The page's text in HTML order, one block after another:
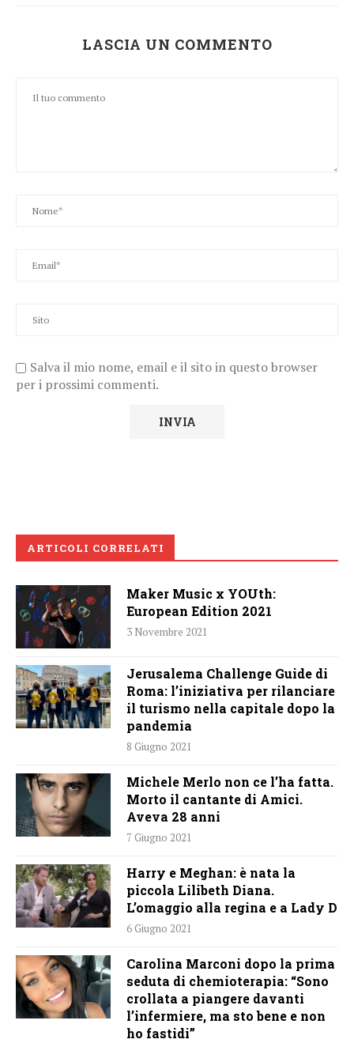
LASCIA UN COMMENTO
Salva il mio nome, email e il sito in questo browser
per i prossimi commenti.
ARTICOLI CORRELATI
Maker Music x YOUth:
European Edition 2021
3 Novembre 2021
Jerusalema Challenge Guide di
Roma: l’iniziativa per rilanciare
il turismo nella capitale dopo la
pandemia
8 Giugno 2021
Michele Merlo non ce l’ha fatta.
Morto il cantante di Amici.
Aveva 28 anni
7 Giugno 2021
Harry e Meghan: è nata la
piccola Lilibeth Diana.
L’omaggio alla regina e a Lady D
6 Giugno 2021
Carolina Marconi dopo la prima
seduta di chemioterapia: “Sono
crollata a piangere davanti
l’infermiere, ma sto bene e non
ho fastidi”